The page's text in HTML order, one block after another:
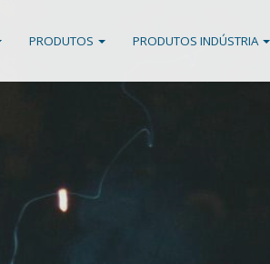
PRODUTOS PRODUTOS INDÚSTRIA